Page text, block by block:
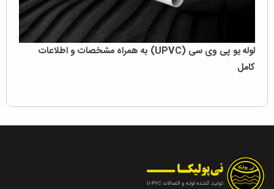
لوله یو پی وی سی (UPVC) به همراه مشخصات و اطلاعات
کامل